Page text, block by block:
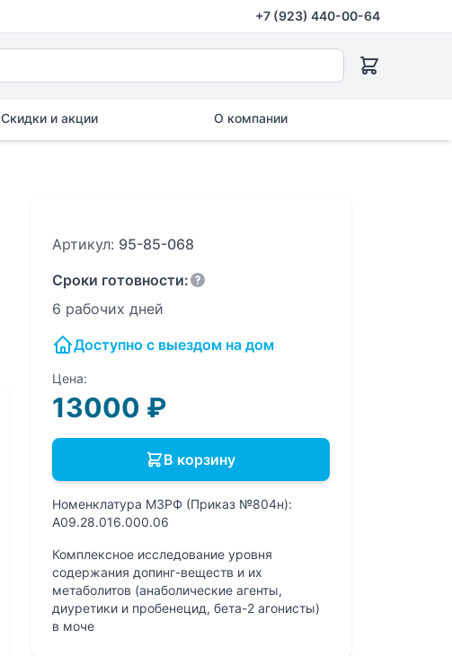
+7 (923) 440-00-64
Скидки и акции О компании
Артикул: 95-85-068
Сроки готовности:
6 рабочих дней
Доступно с выездом на дом
Цена:
13000 ₽
В корзину
Номенклатура МЗРФ (Приказ №804н):
A09.28.016.000.06
Комплексное исследование уровня
содержания допинг-веществ и их
метаболитов (анаболические агенты,
диуретики и пробенецид, бета-2 агонисты)
в моче